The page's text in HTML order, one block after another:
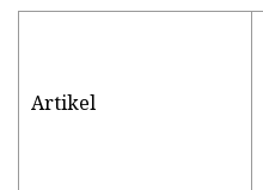
Artikel